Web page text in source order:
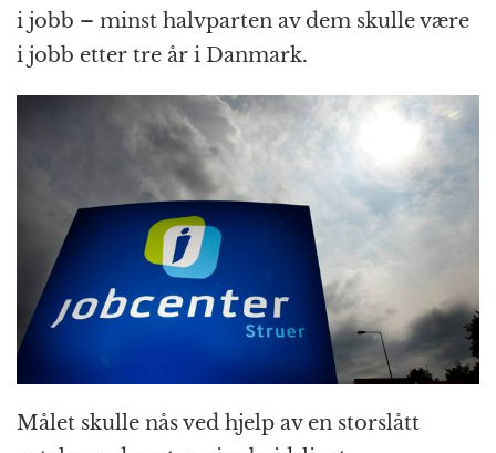
i jobb – minst halvparten av dem skulle være
i jobb etter tre år i Danmark.
Målet skulle nås ved hjelp av en storslått